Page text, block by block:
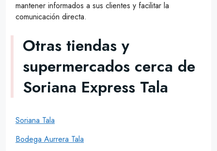
mantener informados a sus clientes y facilitar la
comunicación directa.
Otras tiendas y
supermercados cerca de
Soriana Express Tala
Soriana Tala
Bodega Aurrera Tala